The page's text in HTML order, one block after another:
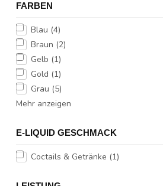
FARBEN
Blau (4)
Braun (2)
Gelb (1)
Gold (1)
Grau (5)
Mehr anzeigen
E-LIQUID GESCHMACK
Coctails & Getränke (1)